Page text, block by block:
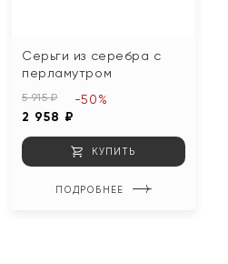
Серьги из серебра с
перламутром
5 915 ₽
2 958 ₽
-50%
КУПИТЬ
ПОДРОБНЕЕ